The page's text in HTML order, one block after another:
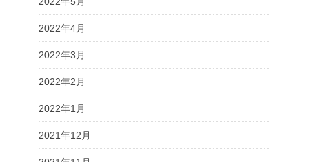
2022年4月
2022年3月
2022年2月
2022年1月
2021年12月